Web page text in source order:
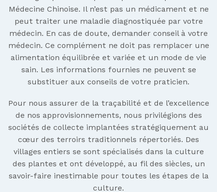
Médecine Chinoise. Il n’est pas un médicament et ne
peut traiter une maladie diagnostiquée par votre
médecin. En cas de doute, demander conseil à votre
médecin. Ce complément ne doit pas remplacer une
alimentation équilibrée et variée et un mode de vie
sain. Les informations fournies ne peuvent se
substituer aux conseils de votre praticien.
Pour nous assurer de la traçabilité et de l’excellence
de nos approvisionnements, nous privilégions des
sociétés de collecte implantées stratégiquement au
cœur des terroirs traditionnels répertoriés. Des
villages entiers se sont spécialisés dans la culture
des plantes et ont développé, au fil des siècles, un
savoir-faire inestimable pour toutes les étapes de la
culture.